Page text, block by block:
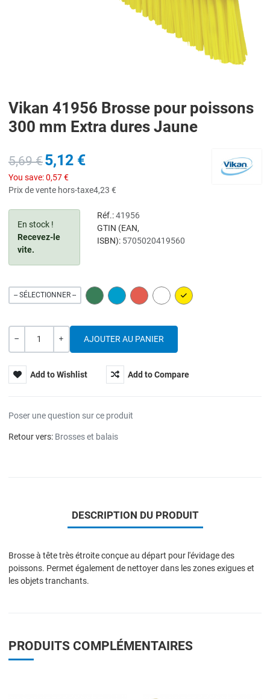
Vikan 41956 Brosse pour poissons
300 mm Extra dures Jaune
5,69 €5,12 €
You save:0,57 €
Prix de vente hors-taxe4,23 €
En stock !
Recevez-le
vite.
Réf.: 41956
GTIN (EAN,
ISBN): 5705020419560
-- SÉLECTIONNER -- GREEN BLUE RED WHITE YELLOW
Quantité
Add to Wishlist Add to Compare
Poser une question sur ce produit
Retour vers: Brosses et balais
DESCRIPTION DU PRODUIT
Brosse à tête très étroite conçue au départ pour l'évidage des
poissons. Permet également de nettoyer dans les zones exigues et
les objets tranchants.
PRODUITS COMPLÉMENTAIRES